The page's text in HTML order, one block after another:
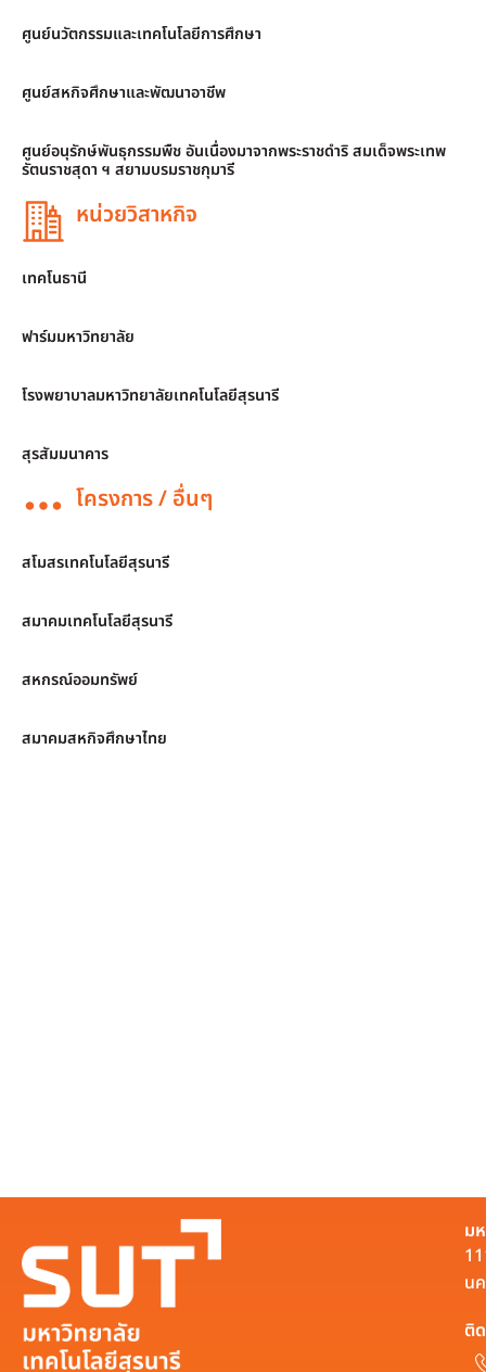
ศูนย์นวัตกรรมและเทคโนโลยีการศึกษา
ศูนย์สหกิจศึกษาและพัฒนาอาชีพ
ศูนย์อนุรักษ์พันธุกรรมพืช อันเนื่องมาจากพระราชดำริ สมเด็จพระเทพ
รัตนราชสุดา ฯ สยามบรมราชกุมารี
หน่วยวิสาหกิจ
เทคโนธานี
ฟาร์มมหาวิทยาลัย
โรงพยาบาลมหาวิทยาลัยเทคโนโลยีสุรนารี
สุรสัมมนาคาร
โครงการ / อื่นๆ
สโมสรเทคโนโลยีสุรนารี
สมาคมเทคโนโลยีสุรนารี
สหกรณ์ออมทรัพย์
สมาคมสหกิจศึกษาไทย
ม
น
ติ